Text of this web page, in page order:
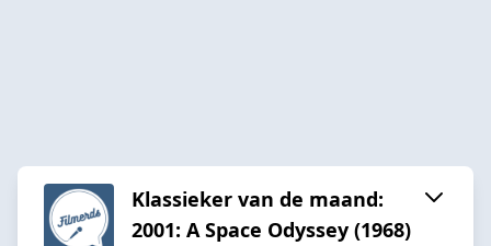
Klassieker van de maand:
2001: A Space Odyssey (1968)